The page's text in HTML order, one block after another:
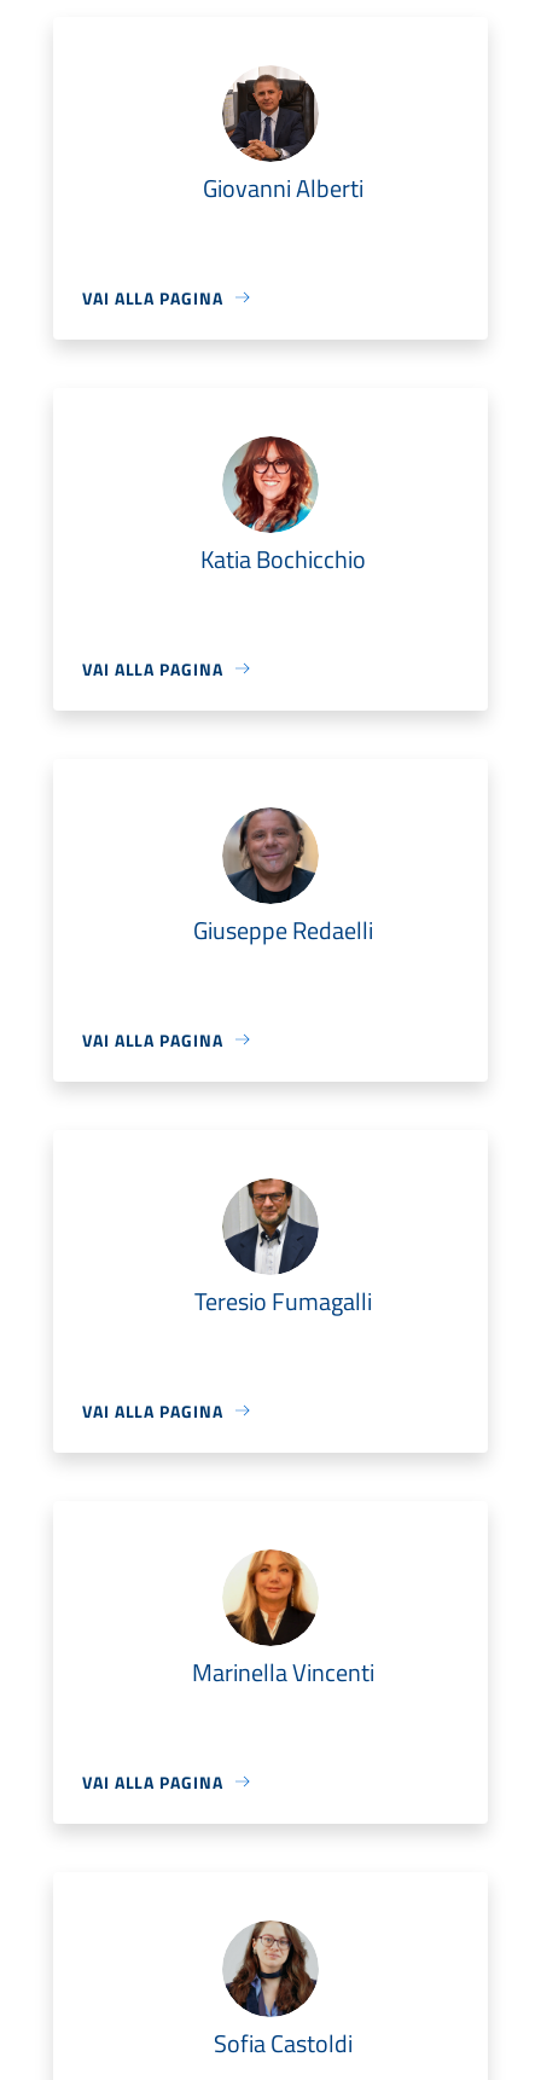
Giovanni Alberti
VAI ALLA PAGINA
Katia Bochicchio
VAI ALLA PAGINA
Giuseppe Redaelli
VAI ALLA PAGINA
Teresio Fumagalli
VAI ALLA PAGINA
Marinella Vincenti
VAI ALLA PAGINA
Sofia Castoldi